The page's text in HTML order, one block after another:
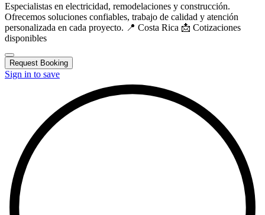
Especialistas en electricidad, remodelaciones y construcción.
Ofrecemos soluciones confiables, trabajo de calidad y atención
personalizada en cada proyecto. 📍 Costa Rica 📩 Cotizaciones
disponibles
Request Booking
Sign in to save